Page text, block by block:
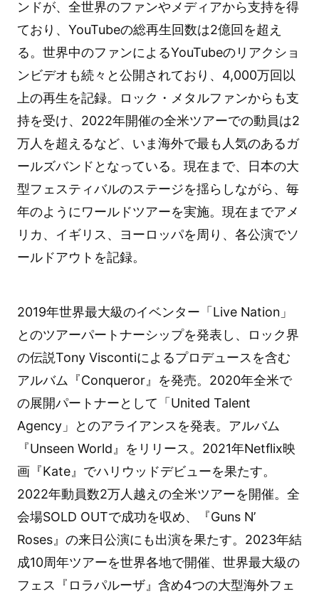
ンドが、全世界のファンやメディアから支持を得
ており、YouTubeの総再生回数は2億回を超え
る。世界中のファンによるYouTubeのリアクショ
ンビデオも続々と公開されており、4,000万回以
上の再生を記録。ロック・メタルファンからも支
持を受け、2022年開催の全米ツアーでの動員は2
万人を超えるなど、いま海外で最も人気のあるガ
ールズバンドとなっている。現在まで、日本の大
型フェスティバルのステージを揺らしながら、毎
年のようにワールドツアーを実施。現在までアメ
リカ、イギリス、ヨーロッパを周り、各公演でソ
ールドアウトを記録。
2019年世界最大級のイベンター「Live Nation」
とのツアーパートナーシップを発表し、ロック界
の伝説Tony Viscontiによるプロデュースを含む
アルバム『Conqueror』を発売。2020年全米で
の展開パートナーとして「United Talent
Agency」とのアライアンスを発表。アルバム
『Unseen World』をリリース。2021年Netflix映
画『Kate』でハリウッドデビューを果たす。
2022年動員数2万人越えの全米ツアーを開催。全
会場SOLD OUTで成功を収め、『Guns Nʼ
Roses』の来日公演にも出演を果たす。2023年結
成10周年ツアーを世界各地で開催、世界最大級の
フェス『ロラパルーザ』含め4つの大型海外フェ